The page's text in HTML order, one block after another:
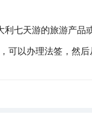
利七天游的旅游产品
可以办理法签，然